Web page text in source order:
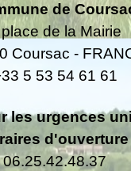
de
de la Mairie
Coursac -
5 53 54 61 61
les urgences
d'ouverture
06.25.42.48.37